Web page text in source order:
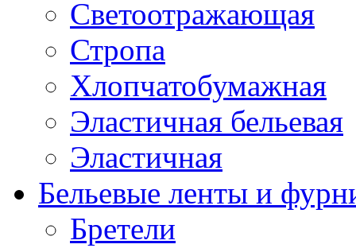
Светоотражающая
Стропа
Хлопчатобумажная
Эластичная бельевая
Эластичная
Бельевые ленты и
Бретели